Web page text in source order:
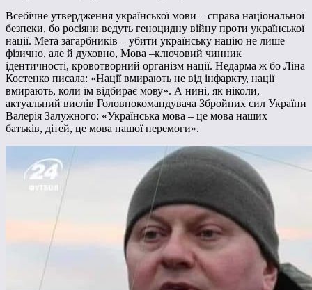
Всебічне утвердження української мови – справа національної
безпеки, бо росіяни ведуть геноцидну війну проти української
нації. Мета загарбників – убити українську націю не лише
фізично, але й духовно, Мова –ключовий чинник
ідентичності, кровотворний організм нації. Недарма ж бо Ліна
Костенко писала: «Нації вмирають не від інфаркту, нації
вмирають, коли їм відбирає мову». А нині, як ніколи,
актуальний вислів Головнокомандувача Збройних сил України
Валерія Залужного: «Українська мова – це мова наших
батьків, дітей, це мова нашої перемоги».